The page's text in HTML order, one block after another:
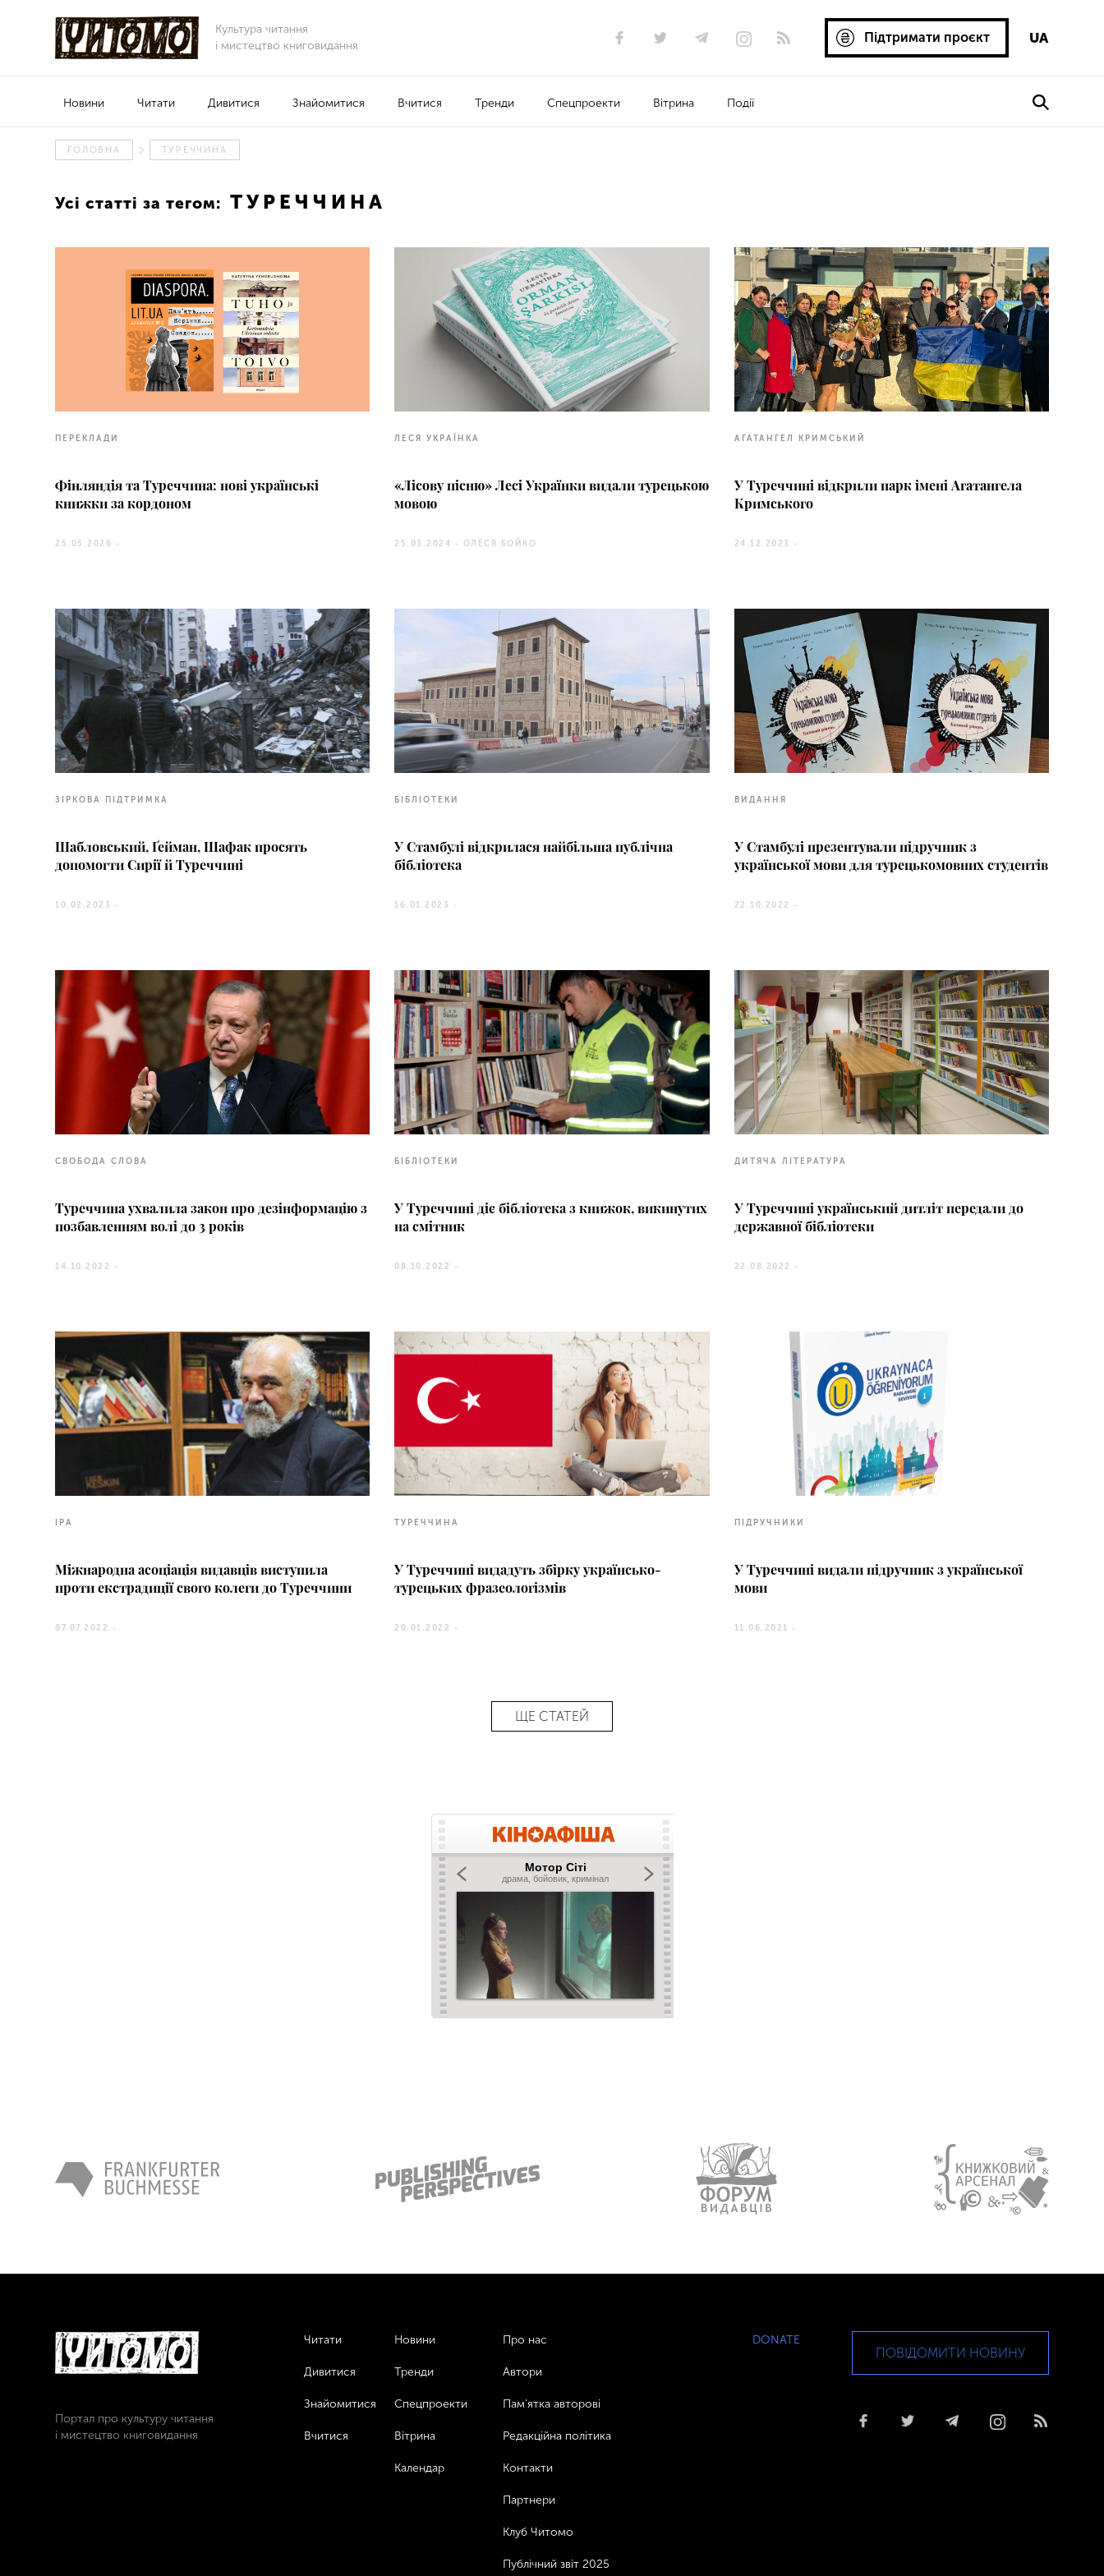
Культура читання
і мистецтво книговидання
UA
Підтримати проєкт
Новини Читати Дивитися Знайомитися Вчитися Тренди Спецпроекти Вітрина Події
ГОЛОВНА ТУРЕЧЧИНА
Усі статті за тегом: ТУРЕЧЧИНА
ПЕРЕКЛАДИ
Фінляндія та Туреччина: нові українські
книжки за кордоном
25.05.2026 -
ЛЕСЯ УКРАЇНКА
«Лісову пісню» Лесі Українки видали турецькою
мовою
25.03.2024 - ОЛЕСЯ БОЙКО
АГАТАНГЕЛ КРИМСЬКИЙ
У Туреччині відкрили парк імені Агатангела
Кримського
24.12.2023 -
ЗІРКОВА ПІДТРИМКА
Шабловський, Ґейман, Шафак просять
допомогти Сирії й Туреччині
10.02.2023 -
БІБЛІОТЕКИ
У Стамбулі відкрилася найбільша публічна
бібліотека
16.01.2023 -
ВИДАННЯ
У Стамбулі презентували підручник з
української мови для турецькомовних студентів
22.10.2022 -
СВОБОДА СЛОВА
Туреччина ухвалила закон про дезінформацію з
позбавленням волі до 3 років
14.10.2022 -
БІБЛІОТЕКИ
У Туреччині діє бібліотека з книжок, викинутих
на смітник
08.10.2022 -
ДИТЯЧА ЛІТЕРАТУРА
У Туреччині український дитліт передали до
державної бібліотеки
22.08.2022 -
IPA
Міжнародна асоціація видавців виступила
проти екстрадиції свого колеги до Туреччини
07.07.2022 -
ТУРЕЧЧИНА
У Туреччині видадуть збірку українсько-
турецьких фразеологізмів
20.01.2022 -
ПІДРУЧНИКИ
У Туреччині видали підручник з української
мови
11.06.2021 -
ЩЕ СТАТЕЙ
Портал про культуру читання
і мистецтво книговидання
Читати
Дивитися
Знайомитися
Вчитися
Новини
Тренди
Спецпроекти
Вітрина
Календар
Про нас
Автори
Пам’ятка авторові
Редакційна політика
Контакти
Партнери
Клуб Читомо
Публічний звіт 2025
DONATE
ПОВІДОМИТИ НОВИНУ